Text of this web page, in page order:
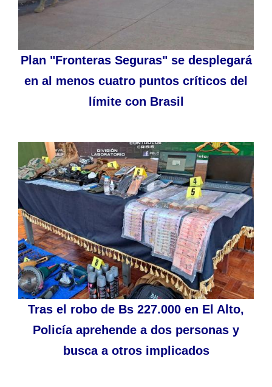
Plan "Fronteras Seguras" se desplegará
en al menos cuatro puntos críticos del
límite con Brasil
Tras el robo de Bs 227.000 en El Alto,
Policía aprehende a dos personas y
busca a otros implicados